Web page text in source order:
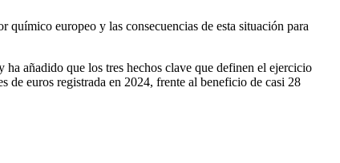
europeo y las consecuencias de esta situación para
añadido que los tres hechos clave que definen el ejercicio
de euros registrada en 2024, frente al beneficio de casi 28